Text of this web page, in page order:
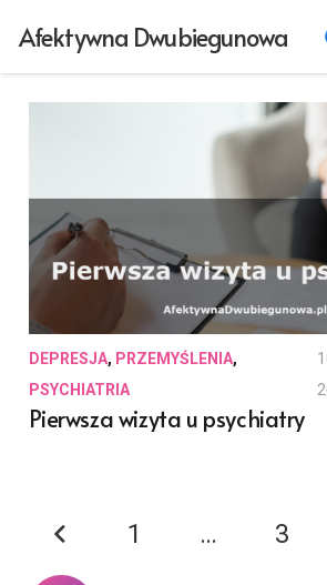
Afektywna Dwubiegunowa
DEPRESJA, PRZEMYŚLENIA,
PSYCHIATRIA
Pierwsza wizyta u psychiatry
1 … 3